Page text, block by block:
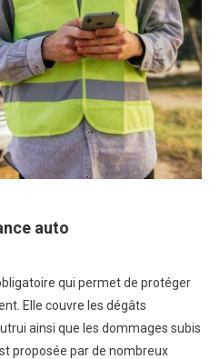
auto
qui permet de protéger
Elle couvre les dégâts
ainsi que les dommages subis
proposée par de nombreux